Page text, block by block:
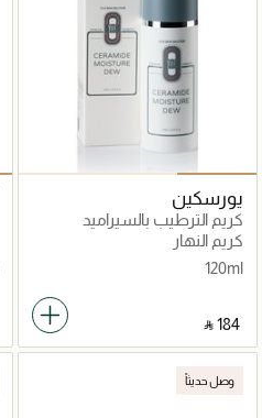
يورسكين
كريم الترطيب بالسيراميد
كريم النهار
120ml
‎ ⃁ ⁦184⁩ ‎
وصل حديثاً